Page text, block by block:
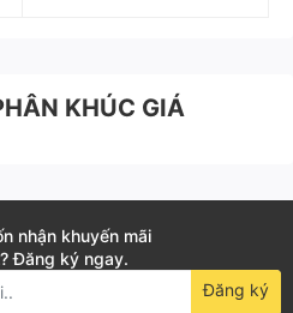
của hệ thống.
trì
KHÚC GIÁ
nhận khuyến mãi
Đăng ký ngay.
Đăng ký